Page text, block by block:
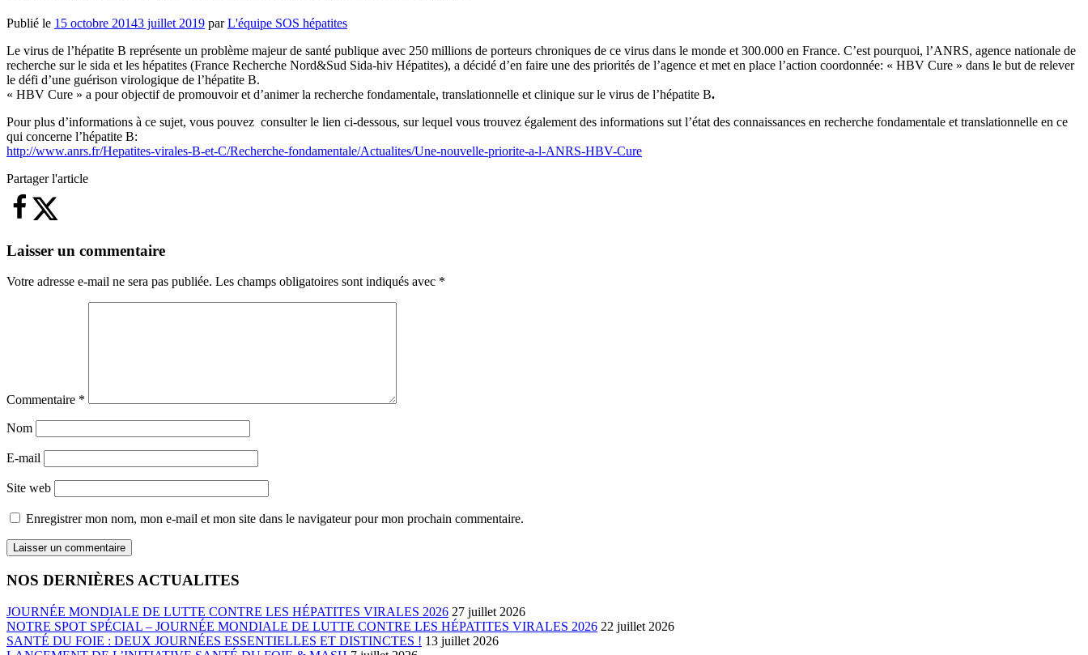
Publié le 15 octobre 20143 juillet 2019 parL'équipe SOS hépatites
Le virus de l’hépatite B représente un problème majeur de santé publique avec 250 millions de porteurs chroniques de ce virus dans le monde et 300.000 en France. C’est pourquoi, l’ANRS, agence nationale de
recherche sur le sida et les hépatites (France Recherche Nord&Sud Sida-hiv Hépatites), a décidé d’en faire une des priorités de l’agence et met en place l’action coordonnée: « HBV Cure » dans le but de relever
le défi d’une guérison virologique de l’hépatite B.
« HBV Cure » a pour objectif de promouvoir et d’animer la recherche fondamentale, translationnelle et clinique sur le virus de l’hépatite B.
Pour plus d’informations à ce sujet, vous pouvez consulter le lien ci-dessous, sur lequel vous trouvez également des informations sut l’état des connaissances en recherche fondamentale et translationnelle en ce
qui concerne l’hépatite B:
http://www.anrs.fr/Hepatites-virales-B-et-C/Recherche-fondamentale/Actualites/Une-nouvelle-priorite-a-l-ANRS-HBV-Cure
Partager l'article
Laisser un commentaire
Votre adresse e-mail ne sera pas publiée. Les champs obligatoires sont indiqués avec *
Commentaire *
Nom
E-mail
Site web
Enregistrer mon nom, mon e-mail et mon site dans le navigateur pour mon prochain commentaire.
NOS DERNIÈRES ACTUALITES
JOURNÉE MONDIALE DE LUTTE CONTRE LES HÉPATITES VIRALES 2026 27 juillet 2026
NOTRE SPOT SPÉCIAL – JOURNÉE MONDIALE DE LUTTE CONTRE LES HÉPATITES VIRALES 2026 22 juillet 2026
SANTÉ DU FOIE : DEUX JOURNÉES ESSENTIELLES ET DISTINCTES ! 13 juillet 2026